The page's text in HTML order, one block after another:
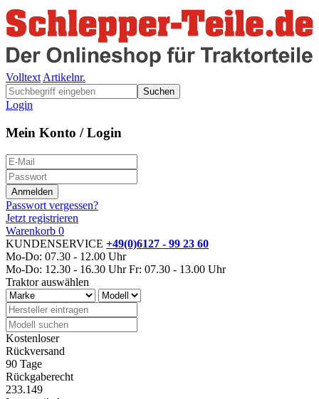
Volltext Artikelnr.
Suchen
Login
Mein Konto / Login
Passwort vergessen?
Jetzt registrieren
Warenkorb 0
KUNDENSERVICE +49(0)6127 - 99 23 60
Mo-Do: 07.30 - 12.00 Uhr
Mo-Do: 12.30 - 16.30 Uhr Fr: 07.30 - 13.00 Uhr
Traktor auswählen
Kostenloser
Rückversand
90 Tage
Rückgaberecht
233.149